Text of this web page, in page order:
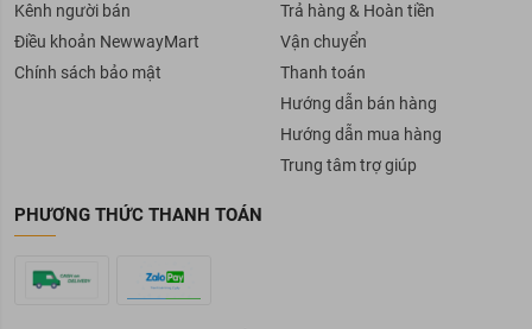
Kênh người bán
Điều khoản NewwayMart
Chính sách bảo mật
Trả hàng & Hoàn tiền
Vận chuyển
Thanh toán
Hướng dẫn bán hàng
Hướng dẫn mua hàng
Trung tâm trợ giúp
PHƯƠNG THỨC THANH TOÁN